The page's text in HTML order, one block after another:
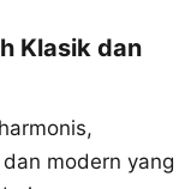
Klasik dan
modern yang